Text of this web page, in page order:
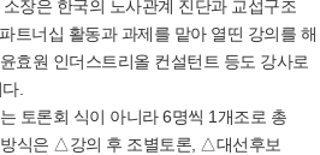
장은 한국의 노사관계 진단과 교섭구조
트너십 활동과 과제를 맡아 열띤 강의를 해
효원 인더스트리올 컨설턴트 등도 강사로
.
토론회 식이 아니라 6명씩 1개조로 총
식은 △강의 후 조별토론, △대선후보